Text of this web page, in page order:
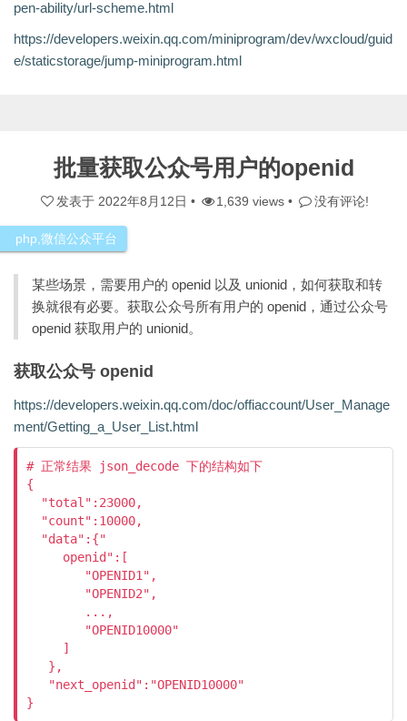
pen-ability/url-scheme.html
https://developers.weixin.qq.com/miniprogram/dev/wxcloud/guid
e/staticstorage/jump-miniprogram.html
批量获取公众号用户的openid
发表于 2022年8月12日 • 1,639 views • 没有评论!
php 微信公众平台
某些场景，需要用户的 openid 以及 unionid，如何获取和转
换就很有必要。获取公众号所有用户的 openid，通过公众号
openid 获取用户的 unionid。
获取公众号 openid
https://developers.weixin.qq.com/doc/offiaccount/User_Manage
ment/Getting_a_User_List.html
# 正常结果 json_decode 下的结构如下
{
  "total":23000,
  "count":10000,
  "data":{"
     openid":[
        "OPENID1",
        "OPENID2",
        ...,
        "OPENID10000"
     ]
   },
   "next_openid":"OPENID10000"